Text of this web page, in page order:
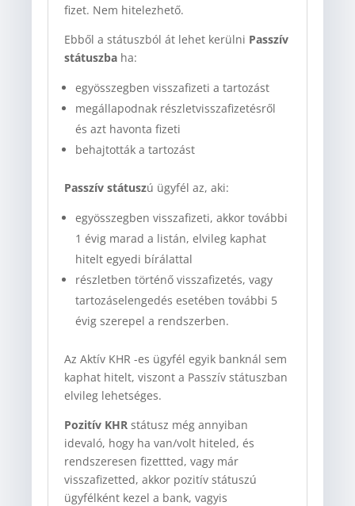
fizet. Nem hitelezhető.
Ebből a státuszból át lehet kerülni Passzív
státuszba ha:
egyösszegben visszafizeti a tartozást
megállapodnak részletvisszafizetésről
és azt havonta fizeti
behajtották a tartozást
Passzív státuszú ügyfél az, aki:
egyösszegben visszafizeti, akkor további
1 évig marad a listán, elvileg kaphat
hitelt egyedi bírálattal
részletben történő visszafizetés, vagy
tartozáselengedés esetében további 5
évig szerepel a rendszerben.
Az Aktív KHR -es ügyfél egyik banknál sem
kaphat hitelt, viszont a Passzív státuszban
elvileg lehetséges.
Pozitív KHR státusz még annyiban
idevaló, hogy ha van/volt hiteled, és
rendszeresen fizettted, vagy már
visszafizetted, akkor pozitív státuszú
ügyfélként kezel a bank, vagyis